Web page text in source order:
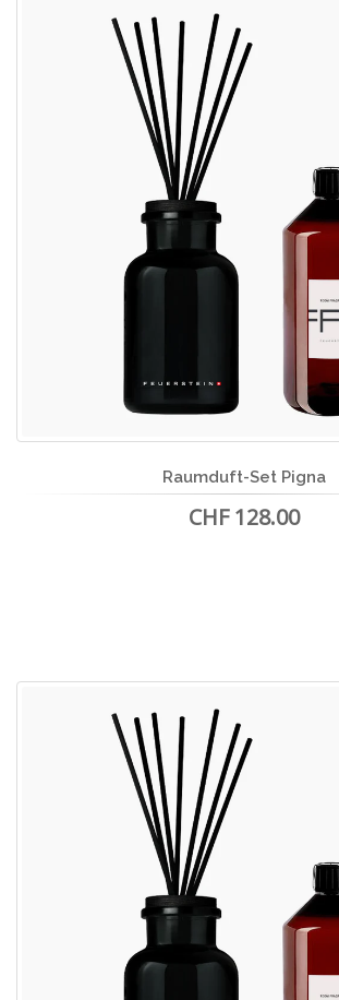
Raumduft-Set Pigna
CHF 128.00